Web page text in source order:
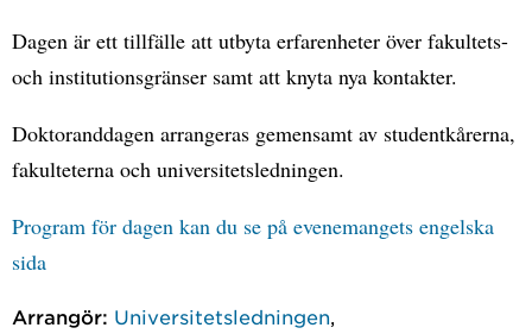
Dagen är ett tillfälle att utbyta erfarenheter över fakultets-
och institutionsgränser samt att knyta nya kontakter.
Doktoranddagen arrangeras gemensamt av studentkårerna,
fakulteterna och universitetsledningen.
Program för dagen kan du se på evenemangets engelska
sida
Arrangör: Universitetsledningen